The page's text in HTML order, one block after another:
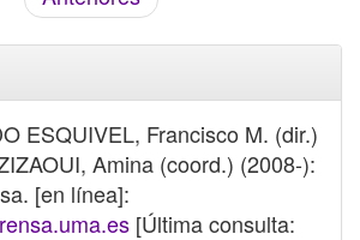
ESQUIVEL, Francisco M. (dir.)
Amina (coord.) (2008-):
[en línea]:
[Última consulta: